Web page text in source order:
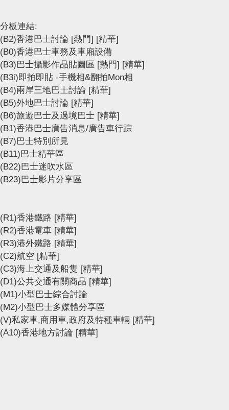
分板連結:
(B2)香港巴士討論 [熱門] [精華]
(B0)香港巴士車務及車廂設備
(B3)巴士攝影作品貼圖區 [熱門] [精華]
(B3i)即拍即貼 -手機相&翻拍Mon相
(B4)兩岸三地巴士討論 [精華]
(B5)外地巴士討論 [精華]
(B6)旅遊巴士及過境巴士 [精華]
(B1)香港巴士廣告消息/廣告車行踪
(B7)巴士特別所見
(B11)巴士精華區
(B22)巴士迷吹水區
(B23)巴士影片分享區
(R1)香港鐵路 [精華]
(R2)香港電車 [精華]
(R3)港外鐵路 [精華]
(C2)航空 [精華]
(C3)海上交通及船隻 [精華]
(D1)公共交通有關商品 [精華]
(M1)小型巴士綜合討論
(M2)小型巴士多媒體分享區
(V)私家車,商用車,政府及特種車輛 [精華]
(A10)香港地方討論 [精華]